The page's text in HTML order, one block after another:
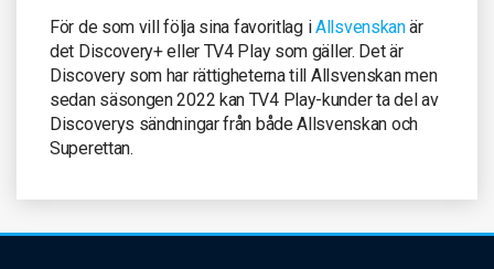
För de som vill följa sina favoritlag iAllsvenskanär
det Discovery+ eller TV4 Play som gäller. Det är
Discovery som har rättigheterna till Allsvenskan men
sedan säsongen 2022 kan TV4 Play-kunder ta del av
Discoverys sändningar från både Allsvenskan och
Superettan.